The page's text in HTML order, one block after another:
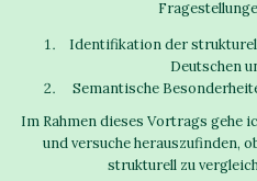
Identifikation der
Deutschen
Semantische
Im Rahmen dieses Vortrags gehe
und versuche herauszufinden,
strukturell zu